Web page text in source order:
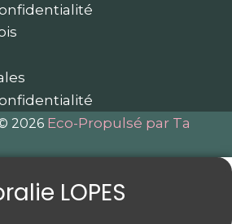
2026 Eco-Propulsé par Ta
LOPES